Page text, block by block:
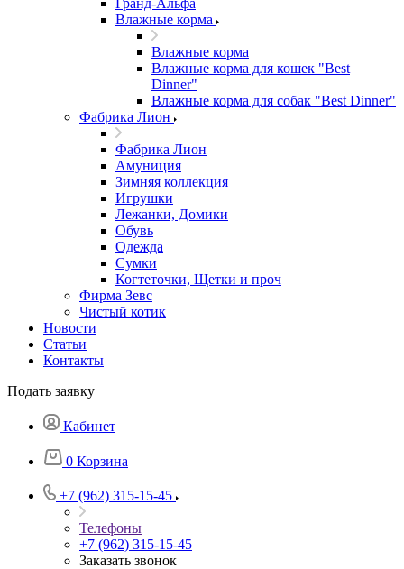
Влажные корма
Влажные корма
Влажные корма для кошек "Best
Dinner"
Влажные корма для собак "Best Dinner"
Фабрика Лион
Фабрика Лион
Амуниция
Зимняя коллекция
Игрушки
Лежанки, Домики
Обувь
Одежда
Сумки
Когтеточки, Щетки и проч
Фирма Зевс
Чистый котик
Новости
Статьи
Контакты
Подать заявку
Кабинет
0 Корзина
+7 (962) 315-15-45
Телефоны
+7 (962) 315-15-45
Заказать звонок